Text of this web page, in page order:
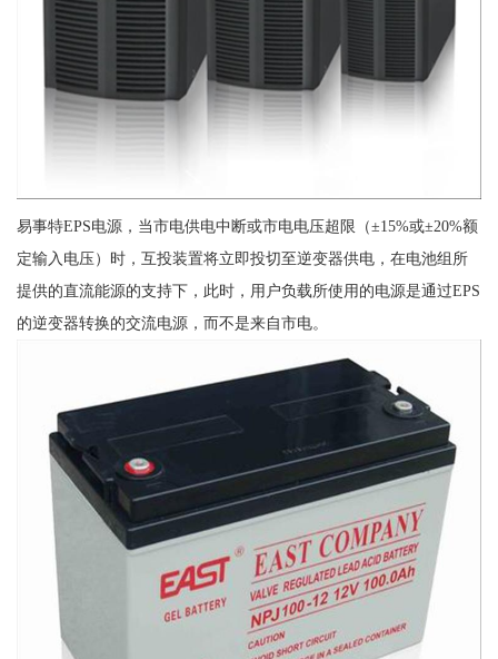
易事特EPS电源，当市电供电中断或市电电压超限（±15%或±20%额
定输入电压）时，互投装置将立即投切至逆变器供电，在电池组所
提供的直流能源的支持下，此时，用户负载所使用的电源是通过EPS
的逆变器转换的交流电源，而不是来自市电。